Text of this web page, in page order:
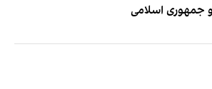
و جمهوری اسلامی